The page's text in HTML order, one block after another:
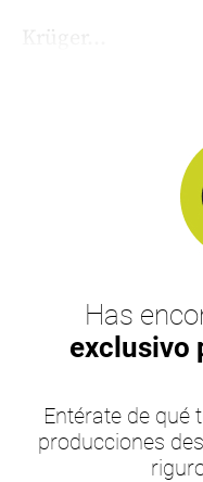
Krüger...
Has
exclusivo
Entérate de
producciones